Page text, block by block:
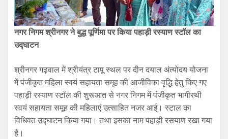
नगर निगम श्रीनगर ने बुद्ध पूर्णिमा पर किया पहाड़ी रस्याण स्टाॅल का
उद्घाटन
श्रीनगर गढ़वाल में श्रीयंत्र टापू स्थल पर दीन दयाल अंत्योदय योजना
में पंजीकृत महिला स्वयं सहायता समूह की आजीविका वृद्धि हेतु किए गए
पहाड़ी रस्याण स्टाॅल की शुरूआत से नगर निगम में पंजीकृत भागीरथी
स्वयं सहायता समूह की महिलाएं उत्साहित नजर आई। स्टाल का
विधिवत उद्घाटन किया गया। तथा इसका नाम पहाड़ी रसयाण रखा गया
है।